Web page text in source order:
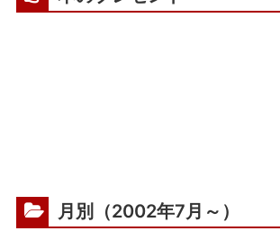
月別（2002年7月～）